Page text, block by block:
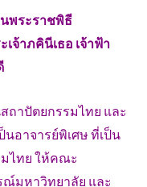
พระราชพิธี
จ้าภคินีเธอ เจ้าฟ้า
ถาปัตยกรรมไทย และ
อาจารย์พิเศษ ที่เป็น
ไทย ให้คณะ
ณ์มหาวิทยาลัย และ